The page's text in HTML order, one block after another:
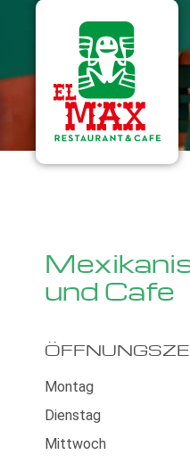
und Cafe
Montag
Dienstag
Mittwoch